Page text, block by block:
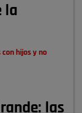
la
hijos y no
las